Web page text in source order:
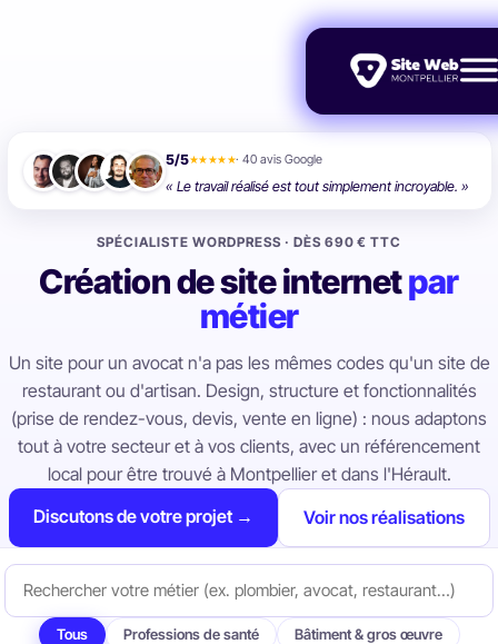
5/5★★★★★· 40 avis Google
« Le travail réalisé est tout simplement incroyable. »
SPÉCIALISTE WORDPRESS · DÈS 690 € TTC
Création de site internetpar
métier
Un site pour un avocat n'a pas les mêmes codes qu'un site de
restaurant ou d'artisan. Design, structure et fonctionnalités
(prise de rendez-vous, devis, vente en ligne) : nous adaptons
tout à votre secteur et à vos clients, avec un référencement
local pour être trouvé à Montpellier et dans l'Hérault.
Discutons de votre projet →
Voir nos réalisations
Tous Professions de santé
Bâtiment & gros œuvre